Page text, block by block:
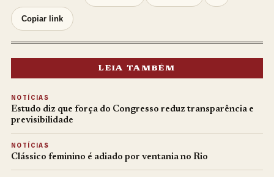
Copiar link
LEIA TAMBÉM
NOTÍCIAS
Estudo diz que força do Congresso reduz transparência e
previsibilidade
NOTÍCIAS
Clássico feminino é adiado por ventania no Rio